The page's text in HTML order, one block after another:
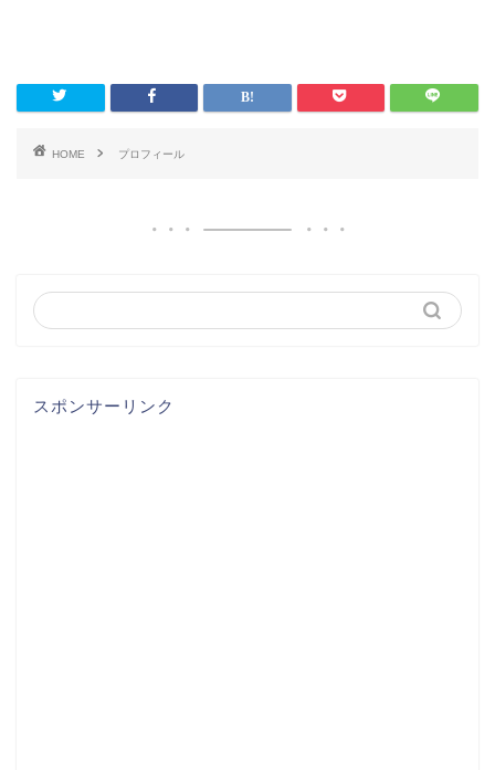
HOME プロフィール
スポンサーリンク